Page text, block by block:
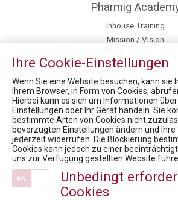
Pharmig
Inhouse Training
Mission / Vision
Newsroom
Fördermöglichkeiten für
News
PHARMIG Rare Diseases COVID-19 Umfrage /
Zertifikatsprogramm: Pharma -
Market Access for you - Insider Know-how &
6. Rare Diseases Dialog: Forschungsregister
Ihre Cookie-Einstellungen
Wenn Sie eine Website besuchen, kann sie
Ihrem Browser, in Form von Cookies,
Hierbei kann es sich um Informationen über
Einstellungen oder Ihr Gerät handeln. Sie
bestimmte Arten von Cookies nicht
bevorzugten Einstellungen ändern und
jederzeit widerrufen. Die Blockierung
Cookies kann jedoch zu einer
uns zur Verfügung gestellten Website
Unbedingt
Cookies